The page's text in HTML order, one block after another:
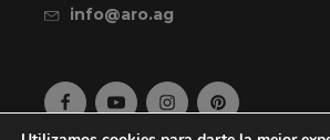
info@aro.ag